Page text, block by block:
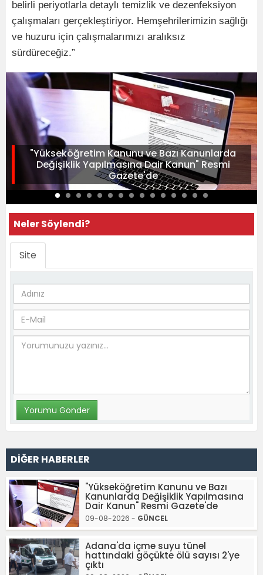
belirli periyotlarla detaylı temizlik ve dezenfeksiyon
çalışmaları gerçekleştiriyor. Hemşehrilerimizin sağlığı
ve huzuru için çalışmalarımızı aralıksız
sürdüreceğiz.”
"Yükseköğretim Kanunu ve Bazı Kanunlarda
Değişiklik Yapılmasına Dair Kanun" Resmi
Gazete'de
Neler Söylendi?
Site
DİĞER HABERLER
"Yükseköğretim Kanunu ve Bazı
Kanunlarda Değişiklik Yapılmasına
Dair Kanun" Resmi Gazete'de
09-08-2026 - GÜNCEL
Adana'da içme suyu tünel
hattındaki göçükte ölü sayısı 2'ye
çıktı